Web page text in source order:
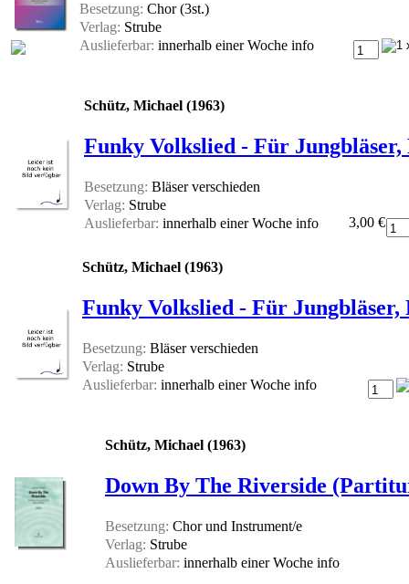
Besetzung: Chor (3st.)
Verlag: Strube
Auslieferbar: innerhalb einer Woche info
Schütz, Michael (1963)
Funky Volkslied - Für Jungbläser,
Besetzung: Bläser verschieden
Verlag: Strube
Auslieferbar: innerhalb einer Woche info 3,00 €
Schütz, Michael (1963)
Funky Volkslied - Für Jungbläser,
Besetzung: Bläser verschieden
Verlag: Strube
Auslieferbar: innerhalb einer Woche info
Schütz, Michael (1963)
Down By The Riverside
Besetzung: Chor und Instrument/e
Verlag: Strube
Auslieferbar: innerhalb einer Woche info